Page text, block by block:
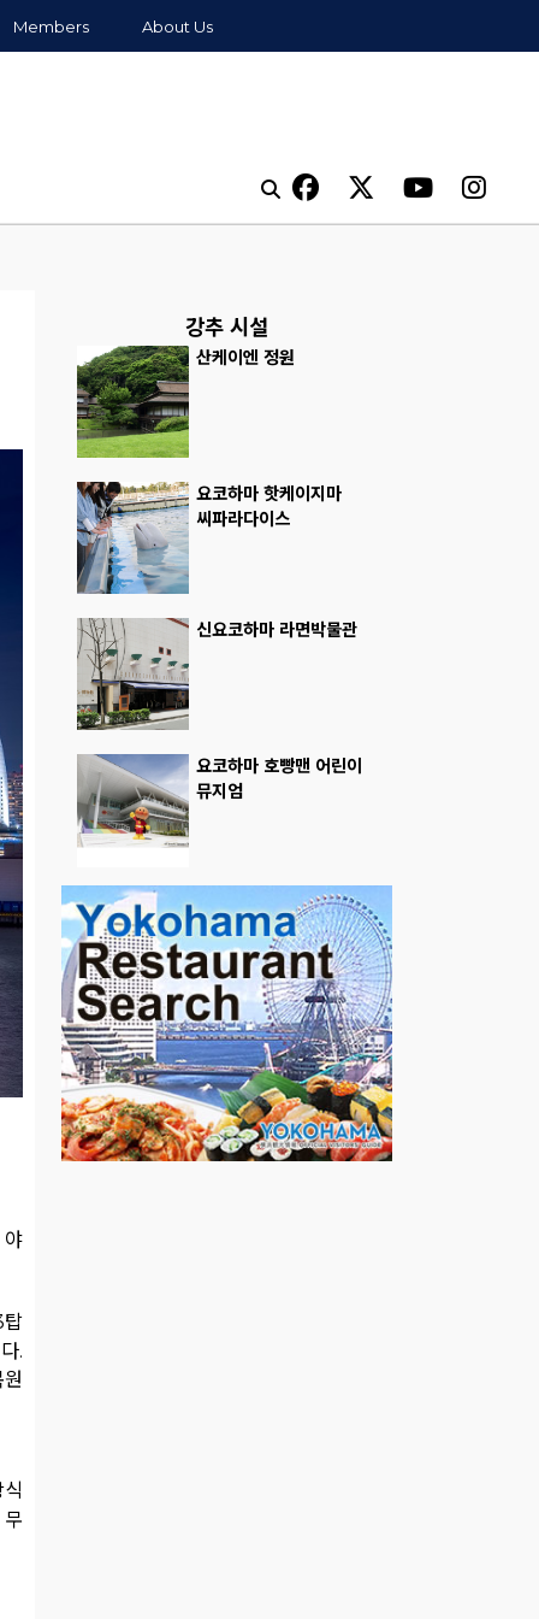
Members About Us
야
탑
.
강추 시설
산케이엔 정원
요코하마 핫케이지마
씨파라다이스
신요코하마 라면박물관
요코하마 호빵맨 어린이
뮤지엄